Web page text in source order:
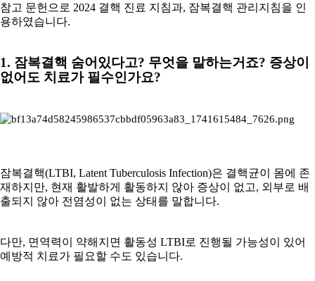
참고 문헌으로 2024 결핵 진료 지침과, 잠복결핵 관리지침을 인
용하였습니다.
1. 잠복결핵 숨어있다고? 무엇을 말하는거죠? 증상이
없어도 치료가 필수인가요?
잠복결핵(LTBI, Latent Tuberculosis Infection)은 결핵균이 몸에 존
재하지만, 현재 활발하게 활동하지 않아 증상이 없고, 외부로 배
출되지 않아 전염성이 없는 상태를 말합니다.
다만, 면역력이 약해지면 활동성 LTBI로 진행될 가능성이 있어
예방적 치료가 필요할 수도 있습니다.